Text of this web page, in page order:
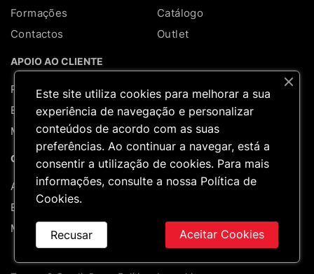
Formações
Contactos
Catálogo
Outlet
APOIO AO CLIENTE
Perguntas Frequentes
Entregas & Devoluções
Mapa do site
CONTA
A minha conta
Encomendas
Moradas
REDES SOCIAIS
Este site utiliza cookies para melhorar a sua
experiência de navegação e personalizar
conteúdos de acordo com as suas
preferências. Ao continuar a navegar, está a
consentir a utilização de cookies. Para mais
informações, consulte a nossa Política de
Cookies.
Aceitar Cookies
Recusar